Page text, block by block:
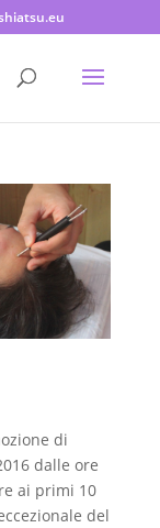
di
dalle ore
ai primi 10
del